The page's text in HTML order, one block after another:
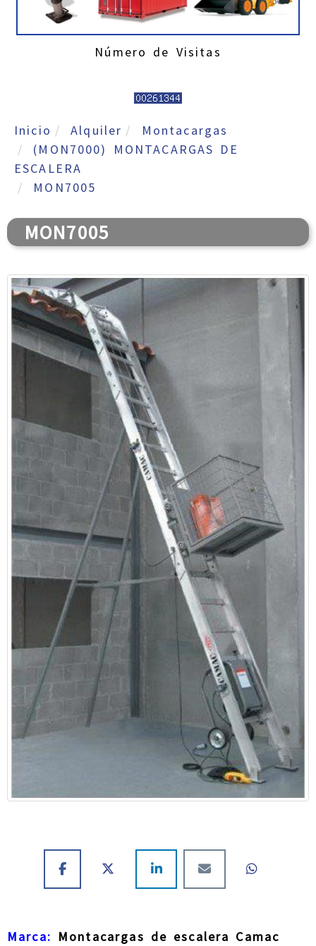
Número de Visitas
Inicio Alquiler
Montacargas
(MON7000) MONTACARGAS DE
ESCALERA
MON7005
MON7005
Marca: Montacargas de escalera Camac